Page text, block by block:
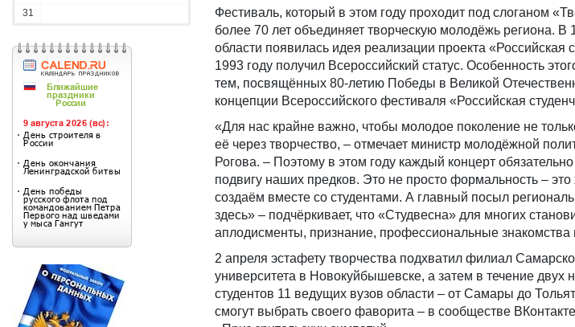
31
Фестиваль, который в этом году проходит под слоганом
более 70 лет объединяет творческую молодёжь региона.
области появилась идея реализации проекта «Российская
1993 году получил Всероссийский статус. Особенность
тем, посвящённых 80-летию Победы в Великой
концепции Всероссийского фестиваля «Российская
«Для нас крайне важно, чтобы молодое поколение не
её через творчество, – отмечает министр молодёжной
Рогова. – Поэтому в этом году каждый концерт
подвигу наших предков. Это не просто формальность –
создаём вместе со студентами. А главный посыл
здесь» – подчёркивает, что «Студвесна» для многих
аплодисменты, признание, профессиональные знакомства
2 апреля эстафету творчества подхватил филиал
университета в Новокуйбышевске, а затем в течение двух
студентов 11 ведущих вузов области – от Самары до
смогут выбрать своего фаворита – в сообществе